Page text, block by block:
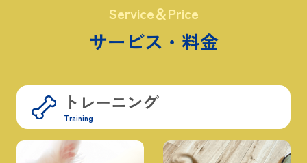
Service＆Price
サービス・料金
トレーニング
Training